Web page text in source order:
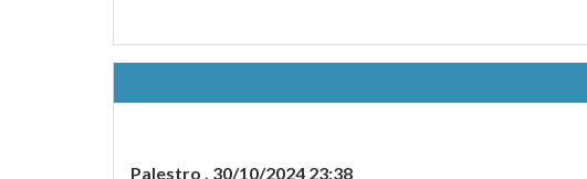
Palestro , 30/10/2024 23:38